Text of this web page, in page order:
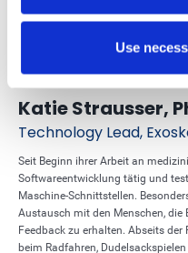
Use
Katie Strausser,
Technology Lead,
Seit Beginn ihrer Arbeit an
Softwareentwicklung tätig und
Maschine-Schnittstellen.
Austausch mit den Menschen, die
Feedback zu erhalten. Abseits
beim Radfahren,